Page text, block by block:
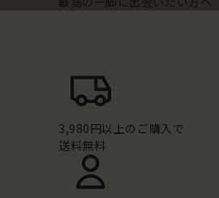
3,980円以上のご購入で
送料無料